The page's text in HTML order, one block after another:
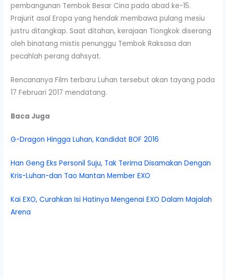
pembangunan Tembok Besar Cina pada abad ke-15.
Prajurit asal Eropa yang hendak membawa pulang mesiu
justru ditangkap. Saat ditahan, kerajaan Tiongkok diserang
oleh binatang mistis penunggu Tembok Raksasa dan
pecahlah perang dahsyat.
Rencananya Film terbaru Luhan tersebut akan tayang pada
17 Februari 2017 mendatang.
Baca Juga
G-Dragon Hingga Luhan, Kandidat BOF 2016
Han Geng Eks Personil Suju, Tak Terima Disamakan Dengan
Kris-Luhan-dan Tao Mantan Member EXO
Kai EXO, Curahkan Isi Hatinya Mengenai EXO Dalam Majalah
Arena